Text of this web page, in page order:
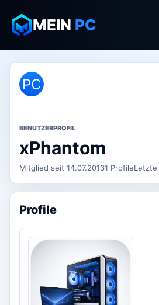
MEIN PC
PC
BENUTZERPROFIL
xPhantom
Mitglied seit 14.07.20131 ProfileLetzte
Profile